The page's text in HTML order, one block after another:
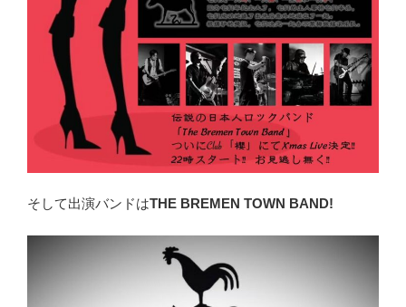
そして出演バンドはTHE BREMEN TOWN BAND!